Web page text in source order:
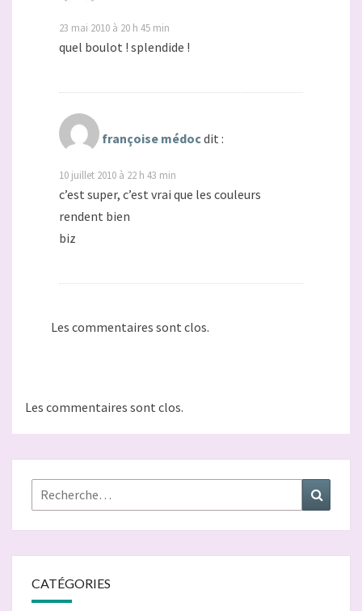
23 mai 2010 à 20 h 45 min
quel boulot ! splendide !
françoise médocdit :
10 juillet 2010 à 22 h 43 min
c’est super, c’est vrai que les couleurs
rendent bien
biz
Les commentaires sont clos.
Les commentaires sont clos.
Rechercher :
CATÉGORIES